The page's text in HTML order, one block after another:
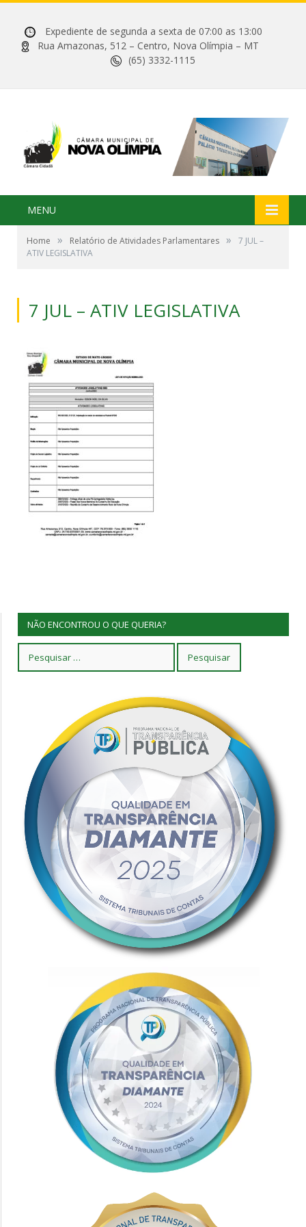
Expediente de segunda a sexta de 07:00 as 13:00
Rua Amazonas, 512 – Centro, Nova Olímpia – MT
(65) 3332-1115
MENU
Home » Relatório de Atividades Parlamentares »
7 JUL –
ATIV LEGISLATIVA
7 JUL – ATIV LEGISLATIVA
NÃO ENCONTROU O QUE QUERIA?